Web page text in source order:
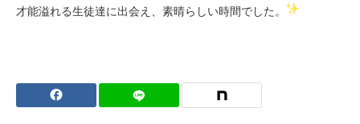
才能溢れる生徒達に出会え、素晴らしい時間でした。